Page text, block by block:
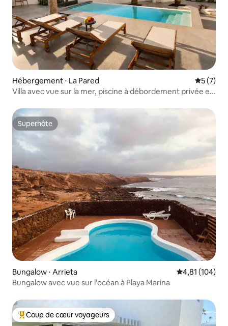
Hébergement ⋅ La Pared
5 (7)
Villa avec vue sur la mer, piscine à débordement privée et
Superhôte
Superhôte
Bungalow ⋅ Arrieta Évaluation
4,81 (104)
Bungalow avec vue sur l'océan à Playa Marina
Coups de cœur voyageurs les plus appréciés
Coup de cœur voyageurs